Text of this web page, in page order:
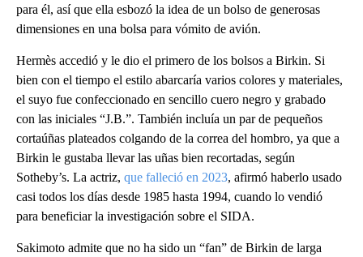
para él, así que ella esbozó la idea de un bolso de generosas
dimensiones en una bolsa para vómito de avión.
Hermès accedió y le dio el primero de los bolsos a Birkin. Si
bien con el tiempo el estilo abarcaría varios colores y materiales,
el suyo fue confeccionado en sencillo cuero negro y grabado
con las iniciales “J.B.”. También incluía un par de pequeños
cortaúñas plateados colgando de la correa del hombro, ya que a
Birkin le gustaba llevar las uñas bien recortadas, según
Sotheby’s. La actriz, que falleció en 2023, afirmó haberlo usado
casi todos los días desde 1985 hasta 1994, cuando lo vendió
para beneficiar la investigación sobre el SIDA.
Sakimoto admite que no ha sido un “fan” de Birkin de larga